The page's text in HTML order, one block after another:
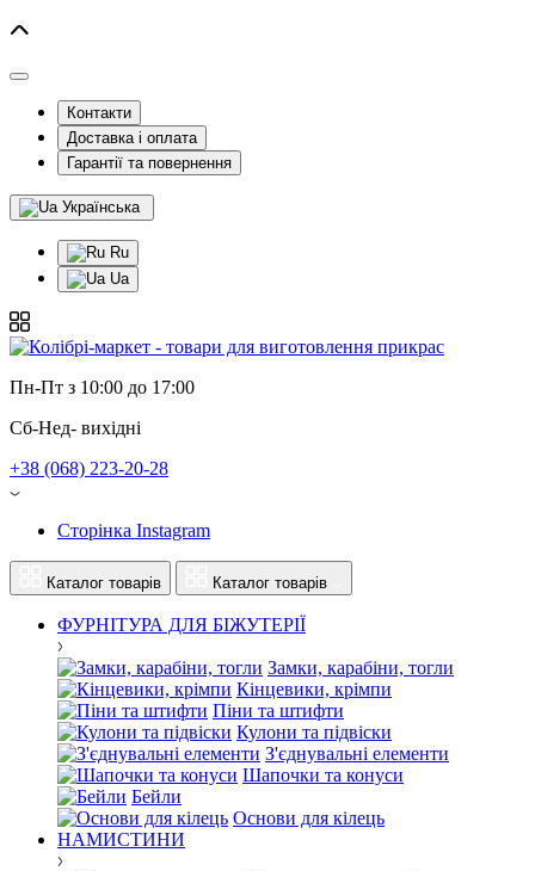
Контакти
Доставка і оплата
Гарантії та повернення
Українська
Ru
Ua
Пн-Пт з 10:00 до 17:00
Сб-Нед- вихідні
+38 (068) 223-20-28
Сторінка Instagram
Каталог товарів Каталог товарів
ФУРНІТУРА ДЛЯ БІЖУТЕРІЇ
Замки, карабіни, тогли
Кінцевики, крімпи
Піни та штифти
Кулони та підвіски
З'єднувальні елементи
Шапочки та конуси
Бейли
Основи для кілець
НАМИСТИНИ